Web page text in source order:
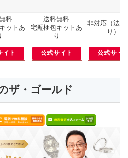
料
ットあ
イト
送料無料
宅配梱包キットあ
り
公式サイト
非対応（法令
り）
公式サイ
ザ・ゴールド